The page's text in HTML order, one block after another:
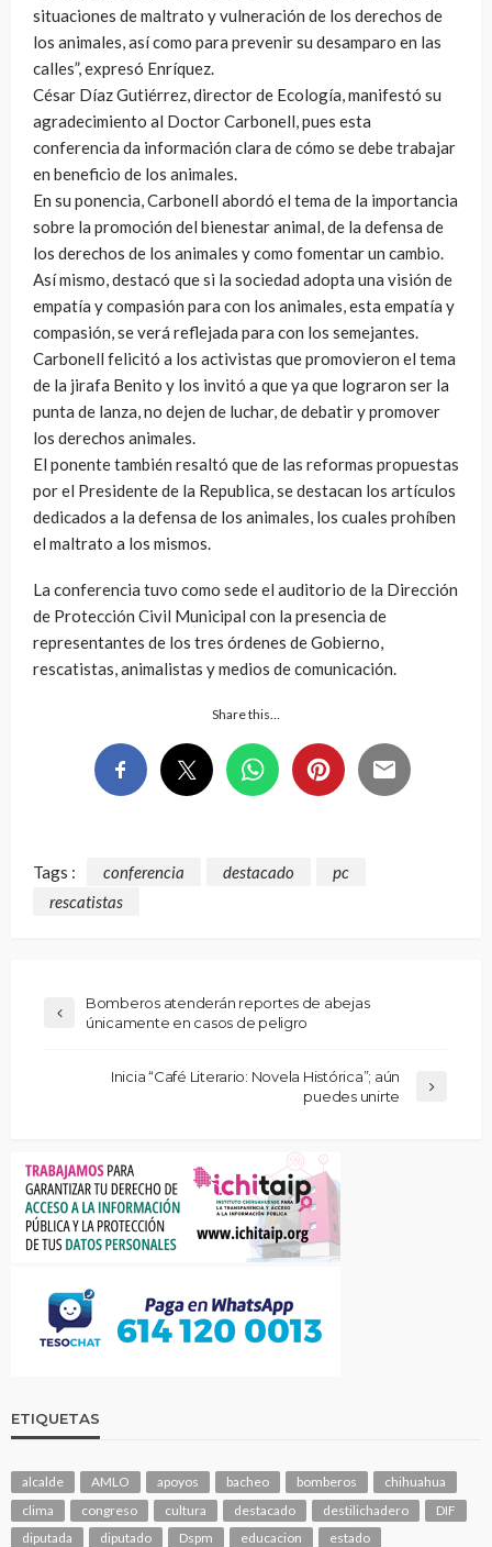
situaciones de maltrato y vulneración de los derechos de
los animales, así como para prevenir su desamparo en las
calles”, expresó Enríquez.
César Díaz Gutiérrez, director de Ecología, manifestó su
agradecimiento al Doctor Carbonell, pues esta
conferencia da información clara de cómo se debe trabajar
en beneficio de los animales.
En su ponencia, Carbonell abordó el tema de la importancia
sobre la promoción del bienestar animal, de la defensa de
los derechos de los animales y como fomentar un cambio.
Así mismo, destacó que si la sociedad adopta una visión de
empatía y compasión para con los animales, esta empatía y
compasión, se verá reflejada para con los semejantes.
Carbonell felicitó a los activistas que promovieron el tema
de la jirafa Benito y los invitó a que ya que lograron ser la
punta de lanza, no dejen de luchar, de debatir y promover
los derechos animales.
El ponente también resaltó que de las reformas propuestas
por el Presidente de la Republica, se destacan los artículos
dedicados a la defensa de los animales, los cuales prohíben
el maltrato a los mismos.
La conferencia tuvo como sede el auditorio de la Dirección
de Protección Civil Municipal con la presencia de
representantes de los tres órdenes de Gobierno,
rescatistas, animalistas y medios de comunicación.
Share this…
Tags : conferencia destacado
pc
rescatistas
Bomberos atenderán reportes de abejas
únicamente en casos de peligro
Inicia “Café Literario: Novela Histórica”; aún
puedes unirte
ETIQUETAS
alcalde AMLO apoyos bacheo bomberos
chihuahua
clima
congreso cultura destacado destilichadero
DIF
diputada
diputado Dspm educacion
estado